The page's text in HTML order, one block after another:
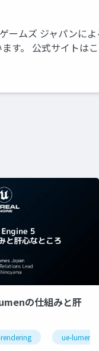
ームズ ジャパンに
す。 公式サイトは
の仕組みと肝
ue-lumen